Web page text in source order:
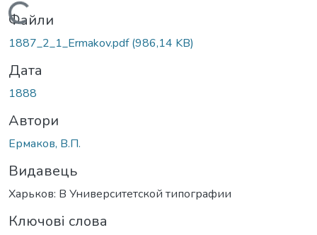
Вантажиться...
Файли
1887_2_1_Ermakov.pdf(986,14 KB)
Дата
1888
Автори
Ермаков, В.П.
Видавець
Харьков: В Университетской типографии
Ключові слова